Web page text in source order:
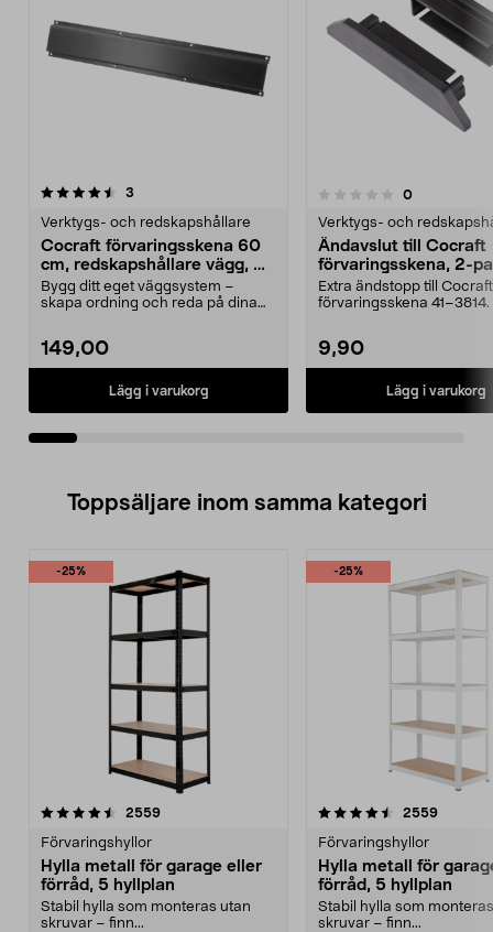
3
Verktygs- och redskapshållare
Cocraft förvaringsskena 60
cm, redskapshållare vägg, 2-
pack
Bygg ditt eget väggsystem –
skapa ordning och reda på dina
149,00
Lägg i varukorg
0.0 av 5 stjärnor 0recensioner
Verktygs- och
Ändavslut till Cocraft
förvaringsskena, 2-
Extra ändstopp till Cocraft
förvaringsskena
9,90
Lägg i varukorg
5.0av 5 stjärnor
Toppsäljare inom samma kategori
-25%
2559recensioner
Förvaringshyllor
Hylla metall för garage eller
förråd, 5 hyllplan
Stabil hylla som monteras utan
skruvar – finn...
-25%
4.5 av 5 stjärnor 2559
Förvaringshyllor
Hylla metall för
förråd, 5 hyllplan
Stabil hylla som
skruvar – finn...
4.5 av 5 stjärnor